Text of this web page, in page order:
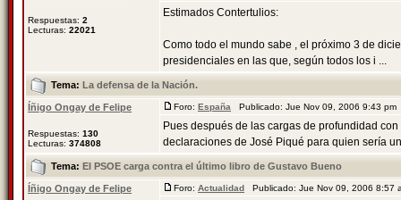
Respuestas: 2
Lecturas: 22021
Estimados Contertulios:
Como todo el mundo sabe , el próximo 3 de
presidenciales en las que, según todos los i ...
Tema: La defensa de la Nación.
Íñigo Ongay de Felipe
Respuestas: 130
Lecturas: 374808
Foro: España Publicado: Jue Nov 09, 2006 9:43
Pues después de las cargas de profundidad
declaraciones de José Piqué para quien sería
Tema: El PSOE carga contra el último libro de Gustavo Bueno
Íñigo Ongay de Felipe Foro: Actualidad Publicado: Jue Nov 09, 2006